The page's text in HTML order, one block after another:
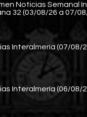
Noticias Semanal
32 (03/08/26 a 07/
Interalmería (07/08/
Interalmería (06/08/